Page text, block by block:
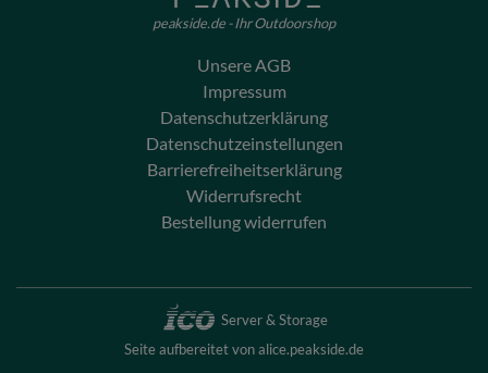
peakside.de - Ihr Outdoorshop
Unsere AGB
Impressum
Datenschutzerklärung
Datenschutzeinstellungen
Barrierefreiheitserklärung
Widerrufsrecht
Bestellung widerrufen
Server & Storage
Seite aufbereitet von alice.peakside.de